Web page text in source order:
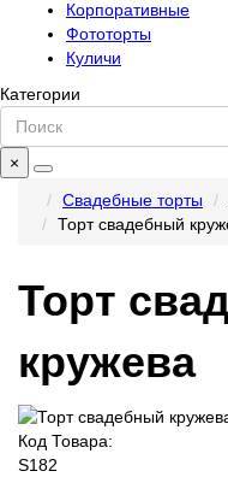
Корпоративные
Фототорты
Куличи
Категории
×
Свадебные торты
Торт свадебный
Торт
кружева
Код Товара:
S182